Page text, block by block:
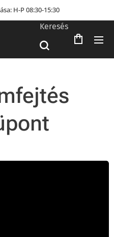
H-P 08:30-15:30
Keresés